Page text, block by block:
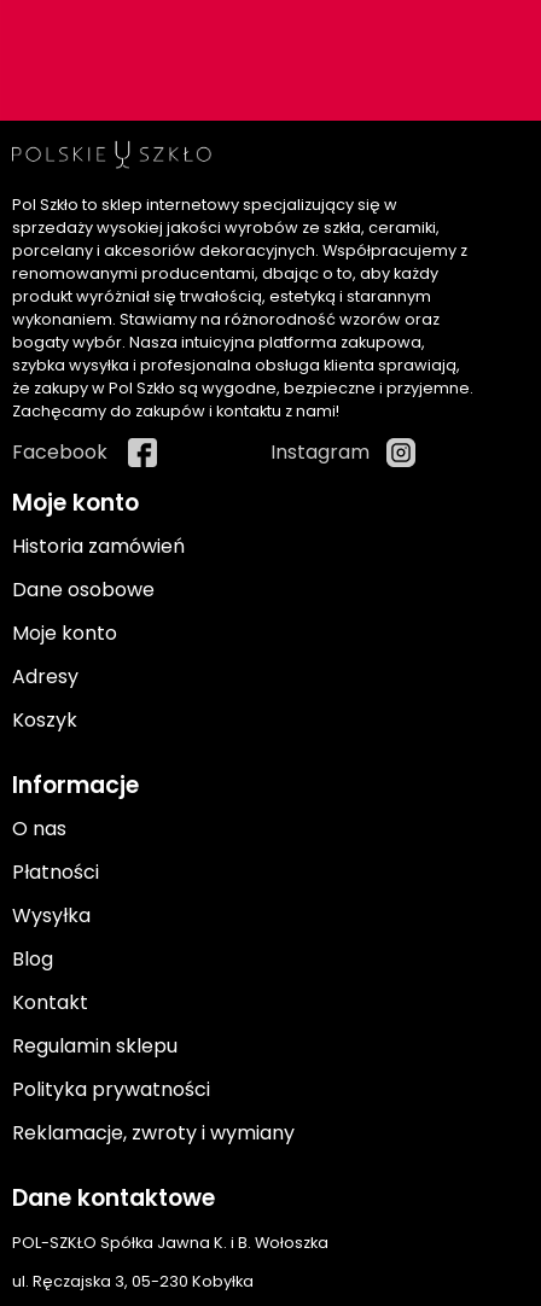
Pol Szkło to sklep internetowy specjalizujący się w
sprzedaży wysokiej jakości wyrobów ze szkła, ceramiki,
porcelany i akcesoriów dekoracyjnych. Współpracujemy z
renomowanymi producentami, dbając o to, aby każdy
produkt wyróżniał się trwałością, estetyką i starannym
wykonaniem. Stawiamy na różnorodność wzorów oraz
bogaty wybór. Nasza intuicyjna platforma zakupowa,
szybka wysyłka i profesjonalna obsługa klienta sprawiają,
że zakupy w Pol Szkło są wygodne, bezpieczne i przyjemne.
Zachęcamy do zakupów i kontaktu z nami!
Facebook Instagram
Moje konto
Historia zamówień
Dane osobowe
Moje konto
Adresy
Koszyk
Informacje
O nas
Płatności
Wysyłka
Blog
Kontakt
Regulamin sklepu
Polityka prywatności
Reklamacje, zwroty i wymiany
Dane kontaktowe
POL-SZKŁO Spółka Jawna K. i B. Wołoszka
ul. Ręczajska 3, 05-230 Kobyłka